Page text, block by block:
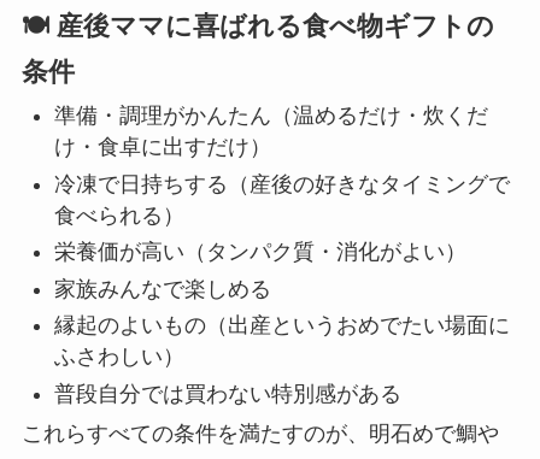
🍽️ 産後ママに喜ばれる食べ物ギフトの
条件
準備・調理がかんたん（温めるだけ・炊くだ
け・食卓に出すだけ）
冷凍で日持ちする（産後の好きなタイミングで
食べられる）
栄養価が高い（タンパク質・消化がよい）
家族みんなで楽しめる
縁起のよいもの（出産というおめでたい場面に
ふさわしい）
普段自分では買わない特別感がある
これらすべての条件を満たすのが、明石めで鯛や